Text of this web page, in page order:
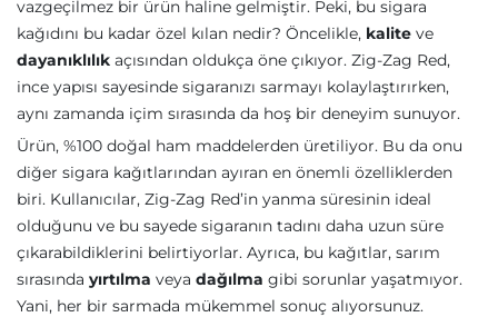
vazgeçilmez bir ürün haline gelmiştir. Peki, bu sigara
kağıdını bu kadar özel kılan nedir? Öncelikle, kalite ve
dayanıklılık açısından oldukça öne çıkıyor. Zig-Zag Red,
ince yapısı sayesinde sigaranızı sarmayı kolaylaştırırken,
aynı zamanda içim sırasında da hoş bir deneyim sunuyor.
Ürün, %100 doğal ham maddelerden üretiliyor. Bu da onu
diğer sigara kağıtlarından ayıran en önemli özelliklerden
biri. Kullanıcılar, Zig-Zag Red’in yanma süresinin ideal
olduğunu ve bu sayede sigaranın tadını daha uzun süre
çıkarabildiklerini belirtiyorlar. Ayrıca, bu kağıtlar, sarım
sırasında yırtılma veya dağılma gibi sorunlar yaşatmıyor.
Yani, her bir sarmada mükemmel sonuç alıyorsunuz.